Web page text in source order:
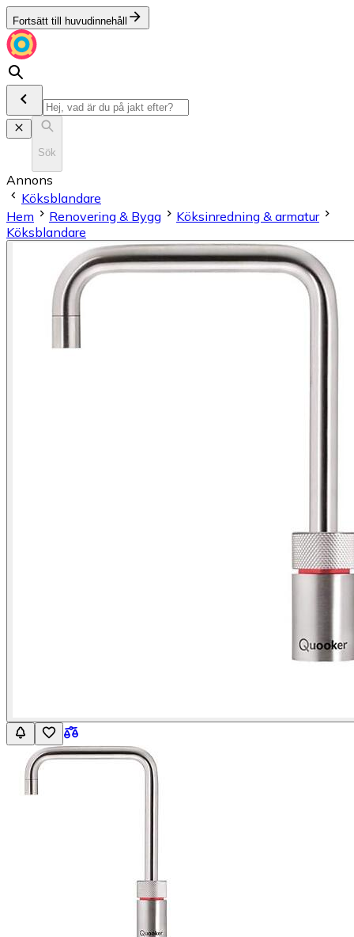
Fortsätt till huvudinnehåll
Sök
Annons
Köksblandare
Hem
Renovering & Bygg
Köksinredning & armatur
Köksblandare